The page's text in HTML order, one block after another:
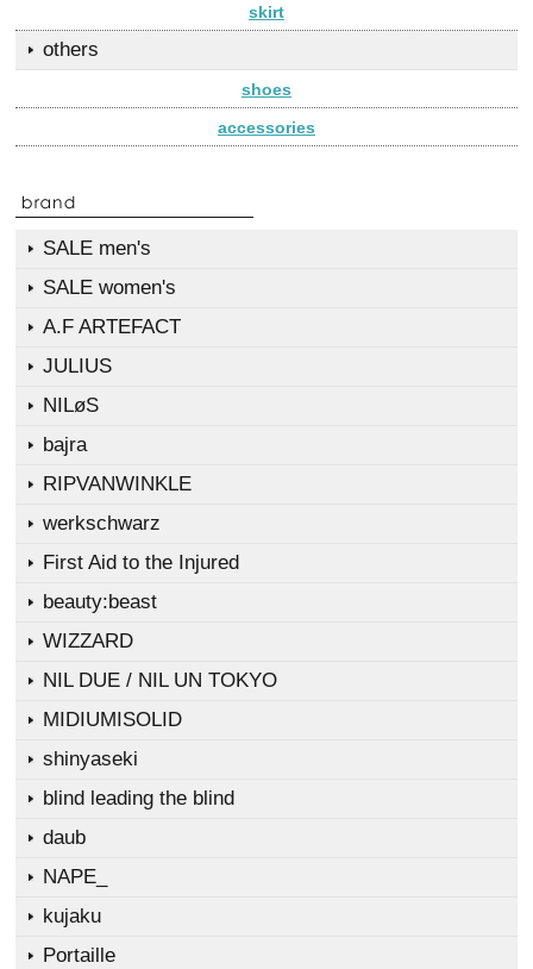
skirt
others
shoes
accessories
SALE men's
SALE women's
A.F ARTEFACT
JULIUS
NILøS
bajra
RIPVANWINKLE
werkschwarz
First Aid to the Injured
beauty:beast
WIZZARD
NIL DUE / NIL UN TOKYO
MIDIUMISOLID
shinyaseki
blind leading the blind
daub
NAPE_
kujaku
Portaille